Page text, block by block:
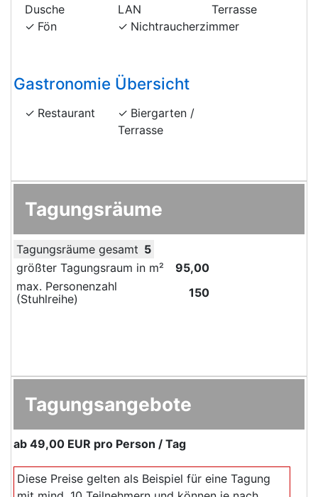
Dusche
Fön
LAN
Nichtraucherzimmer
Terrasse
Gastronomie Übersicht
Restaurant
Biergarten /
Terrasse
Tagungsräume
Tagungsräume gesamt 5
größter Tagungsraum in m²
95,00
max. Personenzahl
(Stuhlreihe)
150
Tagungsangebote
ab 49,00 EUR pro Person / Tag
Diese Preise gelten als Beispiel für eine Tagung